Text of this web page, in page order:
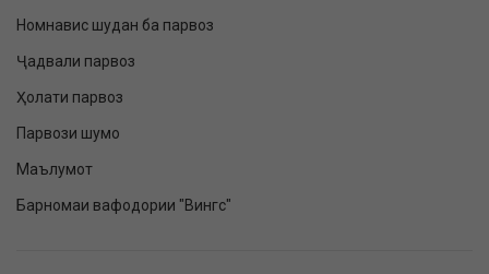
Номнавис шудан ба парвоз
Ҷадвали парвоз
Ҳолати парвоз
Парвози шумо
Маълумот
Барномаи вафодории "Вингс"